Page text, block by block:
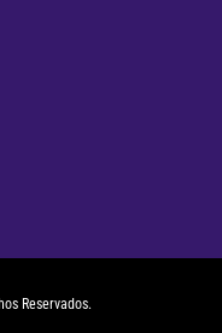
Reservados.